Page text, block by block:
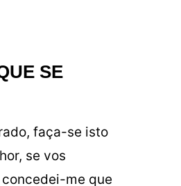
SE
faça-se isto
se vos
me que